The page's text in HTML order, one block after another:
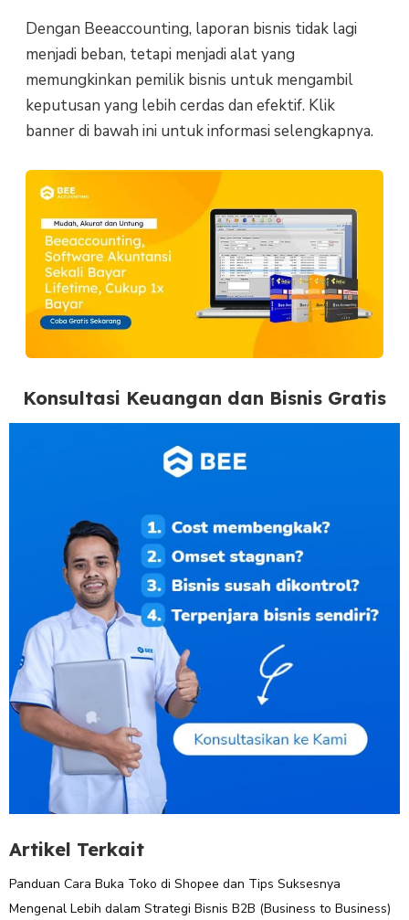
Dengan Beeaccounting, laporan bisnis tidak lagi
menjadi beban, tetapi menjadi alat yang
memungkinkan pemilik bisnis untuk mengambil
keputusan yang lebih cerdas dan efektif. Klik
banner di bawah ini untuk informasi selengkapnya.
Konsultasi Keuangan dan Bisnis Gratis
Artikel Terkait
Panduan Cara Buka Toko di Shopee dan Tips Suksesnya
Mengenal Lebih dalam Strategi Bisnis B2B (Business to Business)